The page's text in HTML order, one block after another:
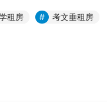
租房
考文垂租房